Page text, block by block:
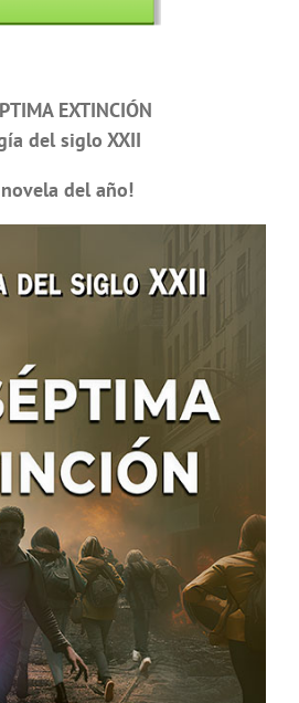
EXTINCIÓN
del siglo XXII
novela del año!